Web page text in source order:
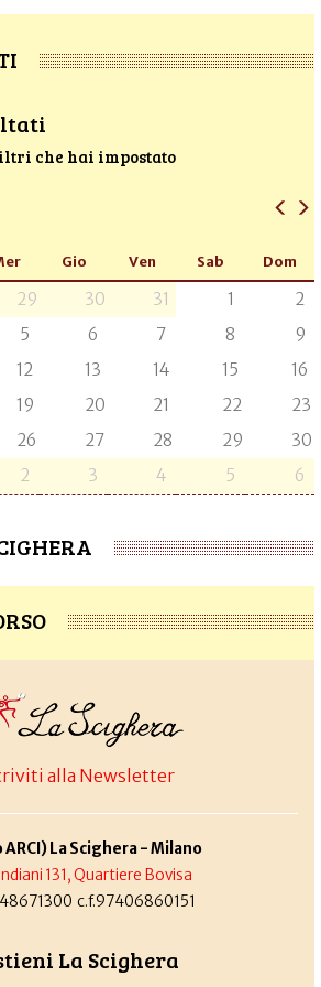
che hai impostato
Gio Ven Sab Dom
29 30 31 1
2
5 6 7 8
9
12 13 14 15
16
19 20 21 22
23
26 27 28 29
30
2 3 4 5 6
alla Newsletter
ARCI) La Scighera - Milano
131, Quartiere Bovisa
c.f.97406860151
La Scighera